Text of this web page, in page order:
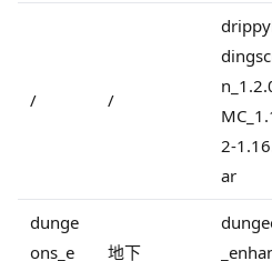
/ /
2-
ar
dunge
ons_e
地下